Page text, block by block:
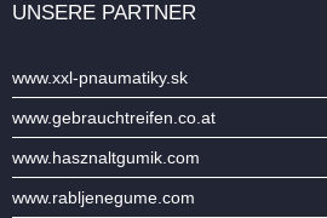
UNSERE PARTNER
www.xxl-pnaumatiky.sk
www.gebrauchtreifen.co.at
www.hasznaltgumik.com
www.rabljenegume.com